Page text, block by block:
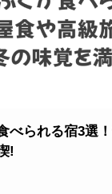
べられる宿3選
!